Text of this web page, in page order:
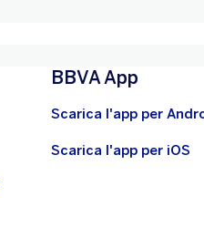
BBVA App
Scarica l'app per
Scarica l'app per iOS